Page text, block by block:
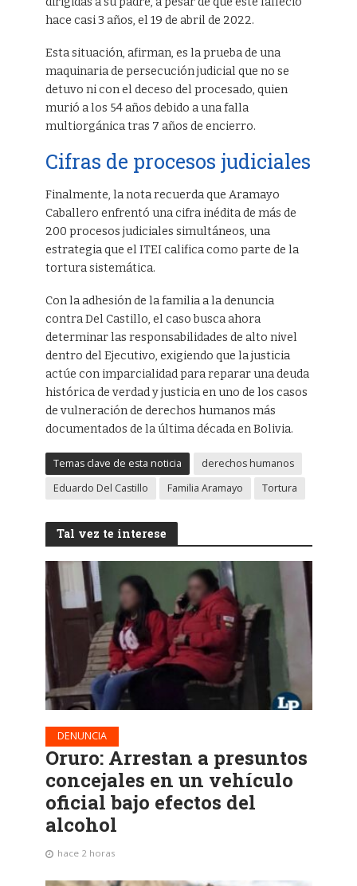
hace casi 3 años, el 19 de abril de 2022.
Esta situación, afirman, es la prueba de una
maquinaria de persecución judicial que no se
detuvo ni con el deceso del procesado, quien
murió a los 54 años debido a una falla
multiorgánica tras 7 años de encierro.
Cifras de procesos judiciales
Finalmente, la nota recuerda que Aramayo
Caballero enfrentó una cifra inédita de más de
200 procesos judiciales simultáneos, una
estrategia que el ITEI califica como parte de la
tortura sistemática.
Con la adhesión de la familia a la denuncia
contra Del Castillo, el caso busca ahora
determinar las responsabilidades de alto nivel
dentro del Ejecutivo, exigiendo que la justicia
actúe con imparcialidad para reparar una deuda
histórica de verdad y justicia en uno de los casos
de vulneración de derechos humanos más
documentados de la última década en Bolivia.
Temas clave de esta noticia
derechos humanos
Eduardo Del Castillo
Familia Aramayo Tortura
Tal vez te interese
DENUNCIA
Oruro: Arrestan a presuntos
concejales en un vehículo
oficial bajo efectos del
alcohol
hace 2 horas